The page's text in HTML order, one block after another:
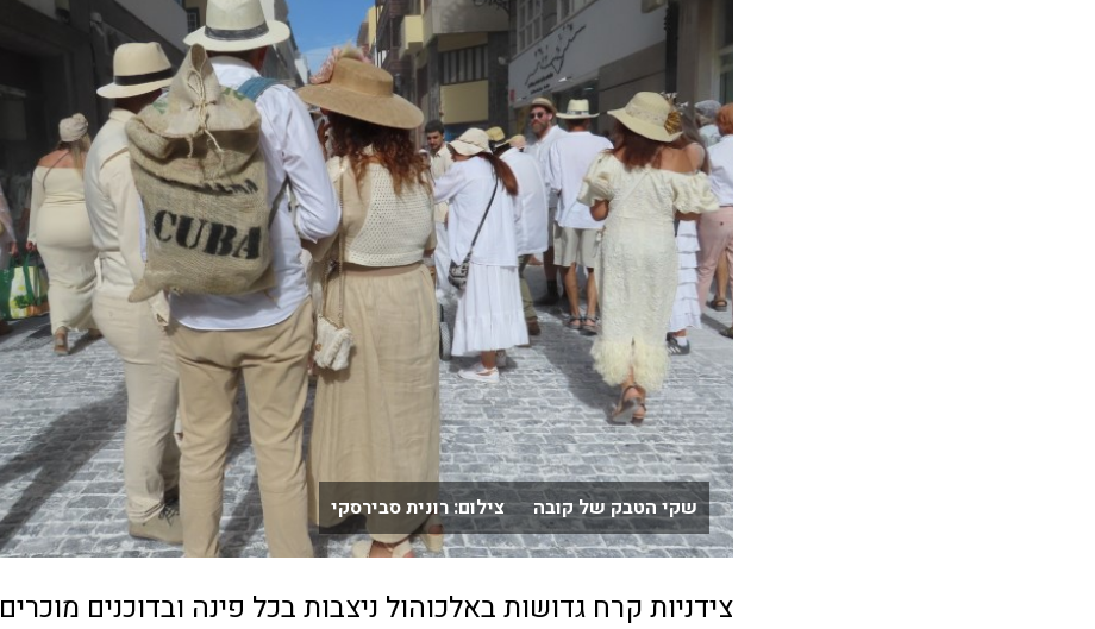
שקי הטבק של קובה צילום: רונית סבירסקי
צידניות קרח גדושות באלכוהול ניצבות בכל פינה ובדוכנים מוכרים